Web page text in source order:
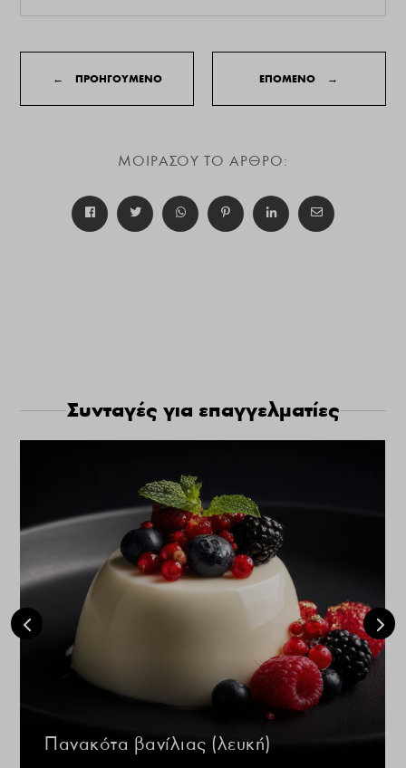
← ΠΡΟΗΓΟΥΜΕΝΟ ΕΠΟΜΕΝΟ →
ΜΟΙΡΑΣΟΥ ΤΟ ΑΡΘΡΟ:
Συνταγές για επαγγελματίες
Πανακότα βανίλιας (λευκή)